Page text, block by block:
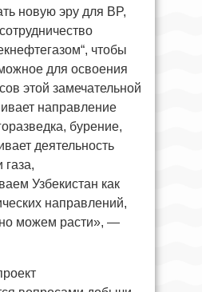
новую эру для BP,
чтобы
для освоения
этой замечательной
направление
бурение,
деятельность
Узбекистан как
направлений,
можем расти», —